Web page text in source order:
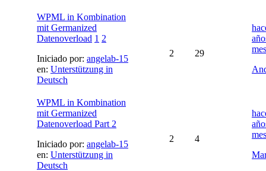
WPML in Kombination
mit Germanized
Datenoverload 1 2
Iniciado por: angelab-15
en: Unterstützung in
Deutsch
2 29
WPML in Kombination
mit Germanized
Datenoverload Part 2
Iniciado por: angelab-15
en: Unterstützung in
Deutsch
2 4